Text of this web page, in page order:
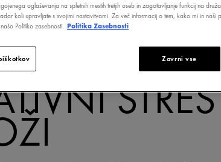
oglaševanja na spletnih mestih tretjih oseb in zagotavljanje funkcij na
koli upravljate s svojimi nastavitvami. Za več informacij o tem, kako mi in naši
Politiko zasebnosti. Politika Zasebnosti
Zavrni vse